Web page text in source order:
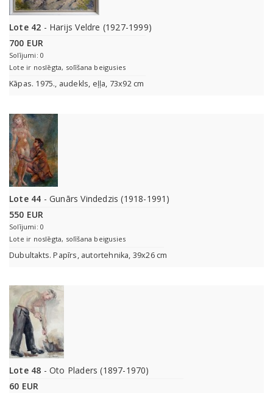
Lote 42 - Harijs Veldre (1927-1999)
700 EUR
Solījumi: 0
Lote ir noslēgta, solīšana beigusies
Kāpas. 1975., audekls, eļļa, 73x92 cm
Lote 44 - Gunārs Vindedzis (1918-1991)
550 EUR
Solījumi: 0
Lote ir noslēgta, solīšana beigusies
Dubultakts. Papīrs, autortehnika, 39x26 cm
Lote 48 - Oto Pladers (1897-1970)
60 EUR